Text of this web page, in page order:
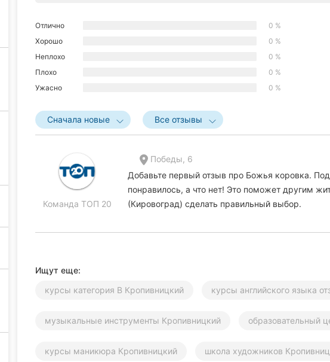
Отлично
0 %
Хорошо
0 %
Неплохо
0 %
Плохо
0 %
Ужасно
0 %
Сначала новые Все отзывы
Команда ТОП 20
Победы, 6
Добавьте первый отзыв про Божья коровка.
понравилось, а что нет! Это поможет другим
(Кировоград) сделать правильный выбор.
Ищут еще:
курсы категория В Кропивницкий
курсы английского языка
музыкальные инструменты Кропивницкий образовательный
курсы маникюра Кропивницкий школа художников